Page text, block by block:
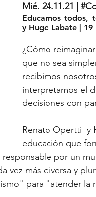
Mié. 24.11.21 |
Educarnos todos,
y Hugo Labate | 19
¿Cómo
que no sea
recibimos
interpretamos el
decisiones con
Renato Opertti  y
educación que
por un
vez más diversa y
para "atender la